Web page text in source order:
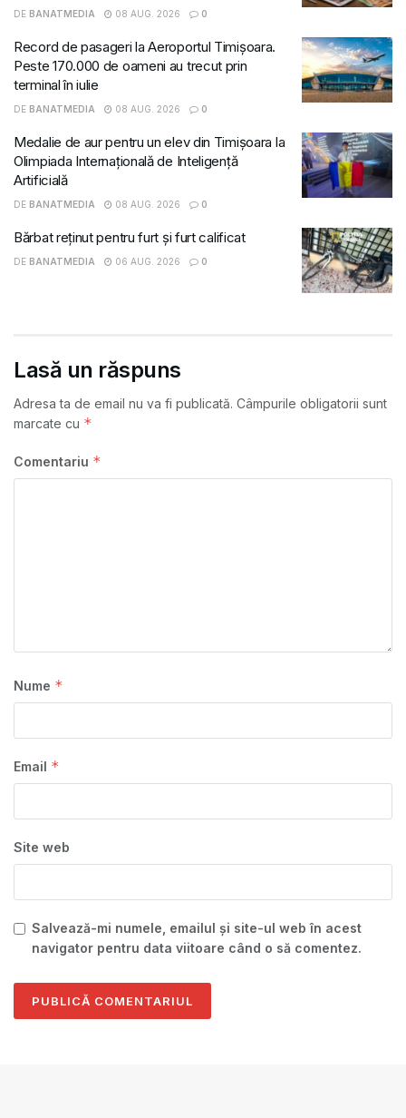
DE BANATMEDIA 08 AUG. 2026 0
Record de pasageri la Aeroportul Timișoara.
Peste 170.000 de oameni au trecut prin
terminal în iulie
DE BANATMEDIA 08 AUG. 2026 0
Medalie de aur pentru un elev din Timișoara la
Olimpiada Internațională de Inteligență
Artificială
DE BANATMEDIA 08 AUG. 2026 0
Bărbat reținut pentru furt și furt calificat
DE BANATMEDIA 06 AUG. 2026 0
Lasă un răspuns
Adresa ta de email nu va fi publicată. Câmpurile obligatorii sunt
marcate cu *
Comentariu *
Nume *
Email *
Site web
Salvează-mi numele, emailul și site-ul web în acest
navigator pentru data viitoare când o să comentez.